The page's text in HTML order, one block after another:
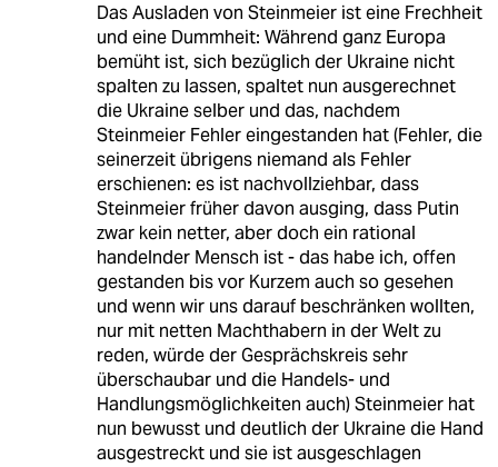
Das Ausladen von Steinmeier ist eine Frechheit
und eine Dummheit: Während ganz Europa
bemüht ist, sich bezüglich der Ukraine nicht
spalten zu lassen, spaltet nun ausgerechnet
die Ukraine selber und das, nachdem
Steinmeier Fehler eingestanden hat (Fehler, die
seinerzeit übrigens niemand als Fehler
erschienen: es ist nachvollziehbar, dass
Steinmeier früher davon ausging, dass Putin
zwar kein netter, aber doch ein rational
handelnder Mensch ist - das habe ich, offen
gestanden bis vor Kurzem auch so gesehen
und wenn wir uns darauf beschränken wollten,
nur mit netten Machthabern in der Welt zu
reden, würde der Gesprächskreis sehr
überschaubar und die Handels- und
Handlungsmöglichkeiten auch) Steinmeier hat
nun bewusst und deutlich der Ukraine die Hand
ausgestreckt und sie ist ausgeschlagen